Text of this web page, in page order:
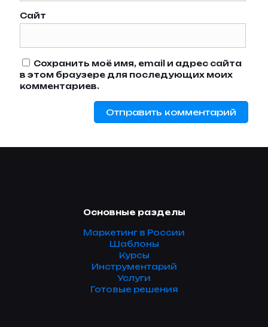
Сайт
Сохранить моё имя, email и адрес сайта
в этом браузере для последующих моих
комментариев.
Основные разделы
Маркетинг в России
Шаблоны
Курсы
Инструментарий
Услуги
Готовые решения